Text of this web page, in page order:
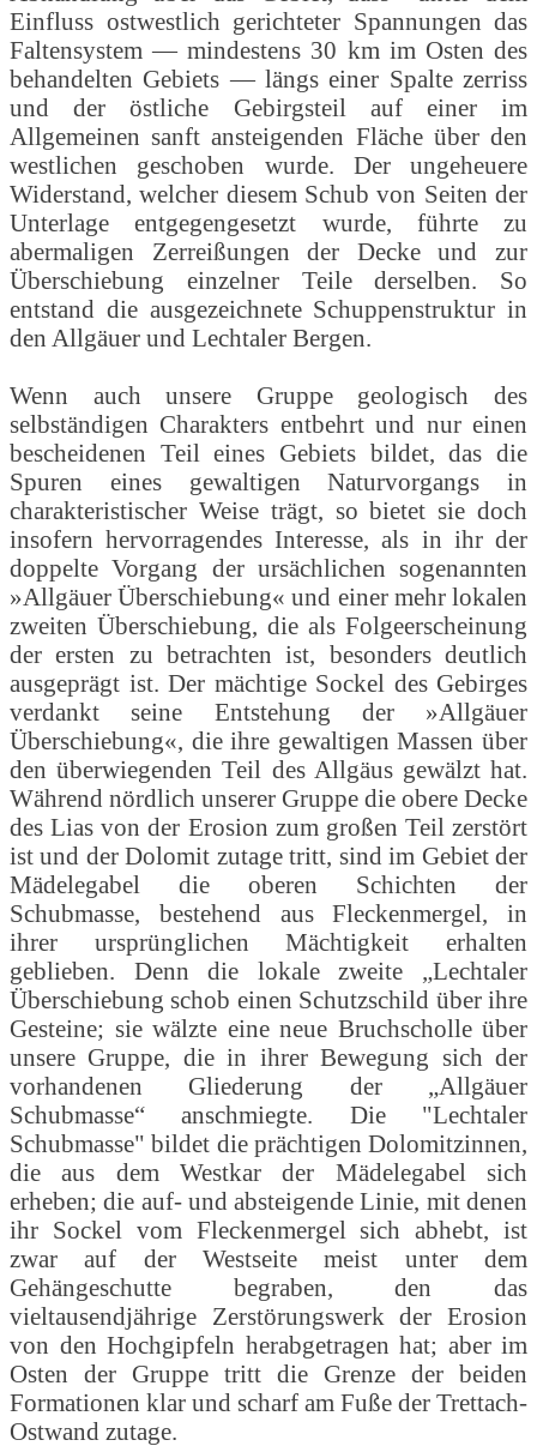
Einfluss ostwestlich gerichteter Spannungen das
Faltensystem — mindestens 30 km im Osten des
behandelten Gebiets — längs einer Spalte zerriss
und der östliche Gebirgsteil auf einer im
Allgemeinen sanft ansteigenden Fläche über den
westlichen geschoben wurde. Der ungeheuere
Widerstand, welcher diesem Schub von Seiten der
Unterlage entgegengesetzt wurde, führte zu
abermaligen Zerreißungen der Decke und zur
Überschiebung einzelner Teile derselben. So
entstand die ausgezeichnete Schuppenstruktur in
den Allgäuer und Lechtaler Bergen.
Wenn auch unsere Gruppe geologisch des
selbständigen Charakters entbehrt und nur einen
bescheidenen Teil eines Gebiets bildet, das die
Spuren eines gewaltigen Naturvorgangs in
charakteristischer Weise trägt, so bietet sie doch
insofern hervorragendes Interesse, als in ihr der
doppelte Vorgang der ursächlichen sogenannten
»Allgäuer Überschiebung« und einer mehr lokalen
zweiten Überschiebung, die als Folgeerscheinung
der ersten zu betrachten ist, besonders deutlich
ausgeprägt ist. Der mächtige Sockel des Gebirges
verdankt seine Entstehung der »Allgäuer
Überschiebung«, die ihre gewaltigen Massen über
den überwiegenden Teil des Allgäus gewälzt hat.
Während nördlich unserer Gruppe die obere Decke
des Lias von der Erosion zum großen Teil zerstört
ist und der Dolomit zutage tritt, sind im Gebiet der
Mädelegabel die oberen Schichten der
Schubmasse, bestehend aus Fleckenmergel, in
ihrer ursprünglichen Mächtigkeit erhalten
geblieben. Denn die lokale zweite „Lechtaler
Überschiebung schob einen Schutzschild über ihre
Gesteine; sie wälzte eine neue Bruchscholle über
unsere Gruppe, die in ihrer Bewegung sich der
vorhandenen Gliederung der „Allgäuer
Schubmasse“ anschmiegte. Die "Lechtaler
Schubmasse" bildet die prächtigen Dolomitzinnen,
die aus dem Westkar der Mädelegabel sich
erheben; die auf- und absteigende Linie, mit denen
ihr Sockel vom Fleckenmergel sich abhebt, ist
zwar auf der Westseite meist unter dem
Gehängeschutte begraben, den das
vieltausendjährige Zerstörungswerk der Erosion
von den Hochgipfeln herabgetragen hat; aber im
Osten der Gruppe tritt die Grenze der beiden
Formationen klar und scharf am Fuße der Trettach-
Ostwand zutage.